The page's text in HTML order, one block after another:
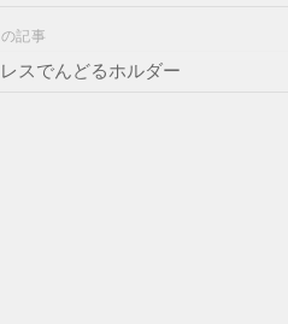
記事
スでんどるホルダー